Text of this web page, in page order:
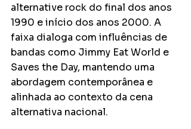
alternative rock do final dos anos
1990 e início dos anos 2000. A
faixa dialoga com influências de
bandas como Jimmy Eat World e
Saves the Day, mantendo uma
abordagem contemporânea e
alinhada ao contexto da cena
alternativa nacional.